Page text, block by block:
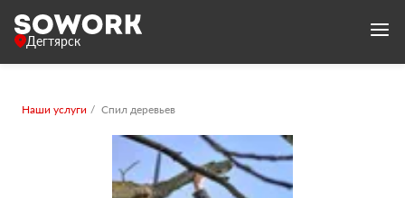
Дегтярск
Наши услуги Спил деревьев